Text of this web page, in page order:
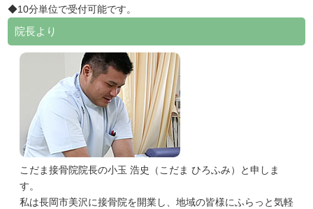
◆10分単位で受付可能です。
院長より
こだま接骨院院長の小玉 浩史（こだま ひろふみ）と申しま
す。
私は長岡市美沢に接骨院を開業し、地域の皆様にふらっと気軽